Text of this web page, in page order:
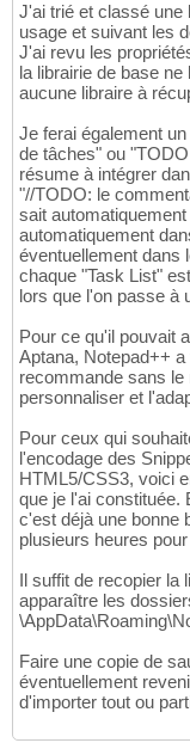
J'ai trié et classé une
usage et suivant les
J'ai revu les
la librairie de base
aucune libraire à
Je ferai également
de tâches" ou
résume à intégrer
"//TODO: le
sait
automatiquement
éventuellement dans
chaque "Task List"
lors que l'on passe à
Pour ce qu'il pouvait
Aptana, Notepad++
recommande sans le
personnaliser et
Pour ceux qui
l'encodage des
HTML5/CSS3, voici
que je l'ai constituée.
c'est déjà une bonne
plusieurs heures
Il suffit de recopier la
apparaître les
Faire une copie de
éventuellement
d'importer tout ou